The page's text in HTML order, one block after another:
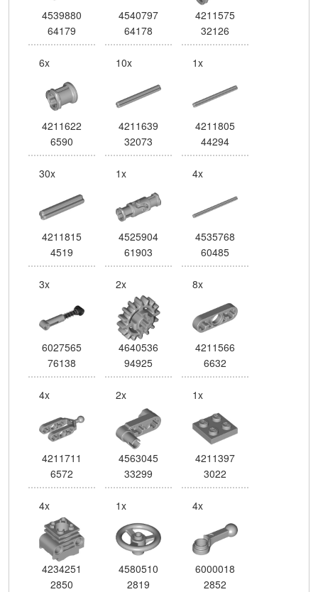
4539880
64179
4540797
64178
4211575
32126
6x
4211622
6590
10x
4211639
32073
1x
4211805
44294
30x
4211815
4519
1x
4525904
61903
4x
4535768
60485
3x
6027565
76138
2x
4640536
94925
8x
4211566
6632
4x
4211711
6572
2x
4563045
33299
1x
4211397
3022
4x
4234251
2850
1x
4580510
2819
4x
6000018
2852